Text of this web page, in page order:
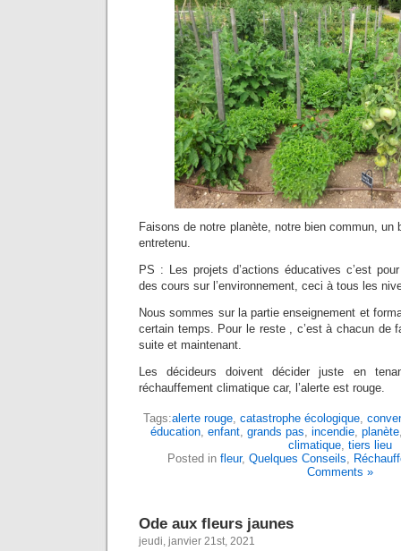
Faisons de notre planète, notre bien commun, un
entretenu.
PS : Les projets d’actions éducatives c’est
des cours sur l’environnement, ceci à tous les
Nous sommes sur la partie enseignement et
certain temps. Pour le reste , c’est à chacun de
suite et maintenant.
Les décideurs doivent décider juste en
réchauffement climatique car, l’alerte est rouge.
Tags:alerte rouge, catastrophe écologique,
éducation, enfant, grands pas incendie, planète
climatique tiers lieu
Posted in fleur, Quelques Conseils
Comments »
Ode aux fleurs jaunes
jeudi, janvier 21st, 2021